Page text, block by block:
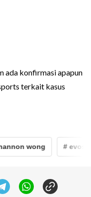
ada konfirmasi apapun
terkait kasus
wong # evos